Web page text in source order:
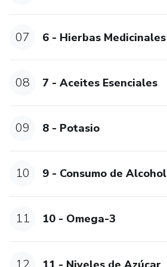
07 6 - Hierbas Medicinales
08 7 - Aceites Esenciales
09 8 - Potasio
10 9 - Consumo de Alcohol
11 10 - Omega-3